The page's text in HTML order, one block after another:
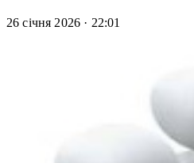
26 січня 2026 · 22:01